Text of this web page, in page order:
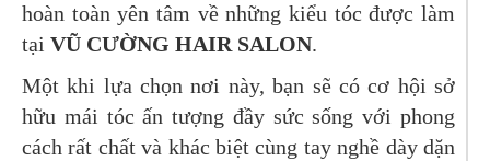
hoàn toàn yên tâm về những kiểu tóc được làm
tại VŨ CƯỜNG HAIR SALON.
Một khi lựa chọn nơi này, bạn sẽ có cơ hội sở
hữu mái tóc ấn tượng đầy sức sống với phong
cách rất chất và khác biệt cùng tay nghề dày dặn